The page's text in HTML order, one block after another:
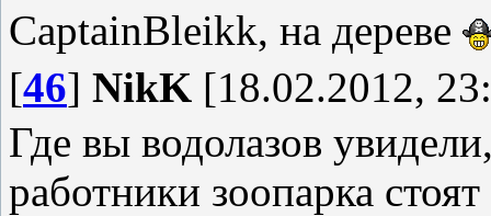
CaptainBleikk, на дереве
[46] NikK [18.02.2012,
Где вы водолазов
работники зоопарка